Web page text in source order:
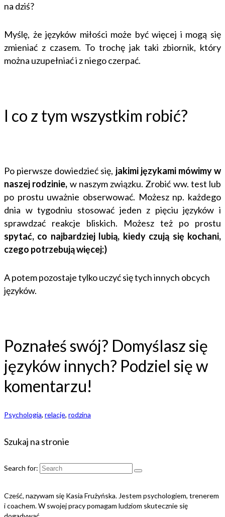
na dziś?
Myślę, że języków miłości może być więcej i mogą się
zmieniać z czasem. To trochę jak taki zbiornik, który
można uzupełniać i z niego czerpać.
I co z tym wszystkim robić?
Po pierwsze dowiedzieć się, jakimi językami mówimy w
naszej rodzinie, w naszym związku. Zrobić ww. test lub
po prostu uważnie obserwować. Możesz np. każdego
dnia w tygodniu stosować jeden z pięciu języków i
sprawdzać reakcje bliskich. Możesz też po prostu
spytać, co najbardziej lubią, kiedy czują się kochani,
czego potrzebują więcej:)
A potem pozostaje tylko uczyć się tych innych obcych
języków.
Poznałeś swój? Domyślasz się
języków innych? Podziel się w
komentarzu!
Psychologia, relacje, rodzina
Szukaj na stronie
Search for:
Cześć, nazywam się Kasia Frużyńska. Jestem psychologiem, trenerem
i coachem. W swojej pracy pomagam ludziom skutecznie się